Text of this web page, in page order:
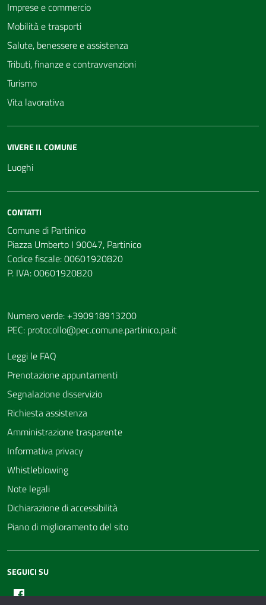
Imprese e commercio
Mobilità e trasporti
Salute, benessere e assistenza
Tributi, finanze e contravvenzioni
Turismo
Vita lavorativa
VIVERE IL COMUNE
Luoghi
CONTATTI
Comune di Partinico
Piazza Umberto I 90047, Partinico
Codice fiscale: 00601920820
P. IVA: 00601920820
Numero verde: +390918913200
PEC: protocollo@pec.comune.partinico.pa.it
Leggi le FAQ
Prenotazione appuntamenti
Segnalazione disservizio
Richiesta assistenza
Amministrazione trasparente
Informativa privacy
Whistleblowing
Note legali
Dichiarazione di accessibilità
Piano di miglioramento del sito
SEGUICI SU
Facebook